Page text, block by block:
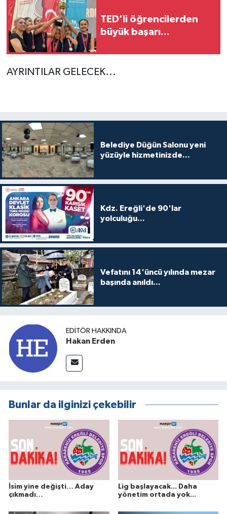
TED’li öğrencilerden
büyük başarı...
AYRINTILAR GELECEK...
Belediye Düğün Salonu yeni
yüzüyle hizmetinizde...
Kdz. Ereğli'de 90'lar
yolculuğu...
Vefatını 14'üncü yılında mezar
başında anıldı...
EDITÖR HAKKINDA
Hakan Erden
Bunlar da ilginizi çekebilir
İsim yine değişti… Aday
çıkmadı…
Lig başlayacak... Daha
yönetim ortada yok...